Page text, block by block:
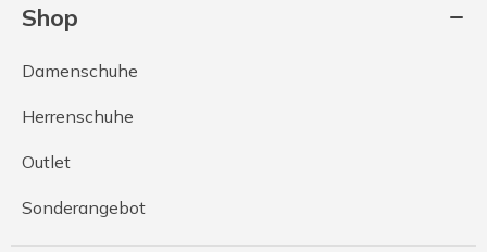
Shop
Damenschuhe
Herrenschuhe
Outlet
Sonderangebot